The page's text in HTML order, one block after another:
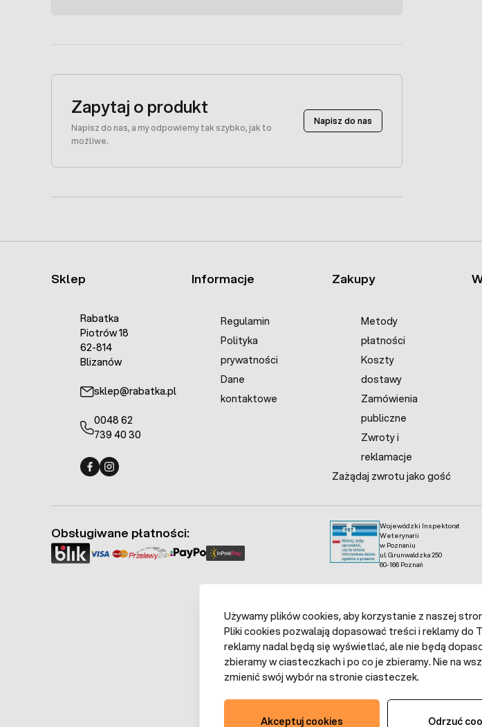
Zapytaj o produkt
Napisz do nas, a my odpowiemy tak szybko, jak to
możliwe.
Napisz do nas
Sklep
Rabatka
Piotrów 18
62-814
Blizanów
sklep@rabatka.pl
0048 62
739 40 30
Informacje
Regulamin
Polityka
prywatności
Dane
kontaktowe
Zakupy
Metody
płatności
Koszty
dostawy
Zamówienia
publiczne
Zwroty i
reklamacje
Zażądaj zwrotu jako gość
Wojewódzki Inspektorat
Weterynarii
w Poznaniu
ul. Grunwaldzka 250
60-166 Poznań
Obsługiwane płatności:
Używamy plików cookies, aby korzystanie z naszej
Pliki cookies pozwalają dopasować treści i reklamy do
reklamy nadal będą się wyświetlać, ale nie będą
zbieramy w ciasteczkach i po co je zbieramy. Nie na
zmienić swój wybór na stronie ciasteczek.
Akceptuj cookies Odrzuć